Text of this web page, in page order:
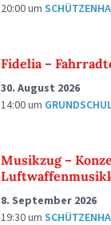
20:00um
Fidelia –
30. August 2026
14:00um
Musikzug –
8. September 2026
19:30um